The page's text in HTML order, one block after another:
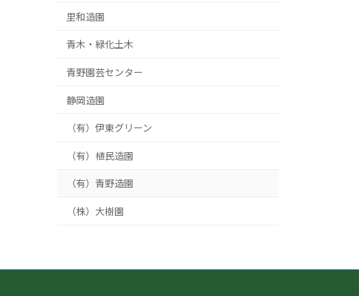
里和造園
青木・緑化土木
青野園芸センター
静岡造園
（有）伊東グリーン
（有）植民造園
（有）青野造園
（株）大樹園